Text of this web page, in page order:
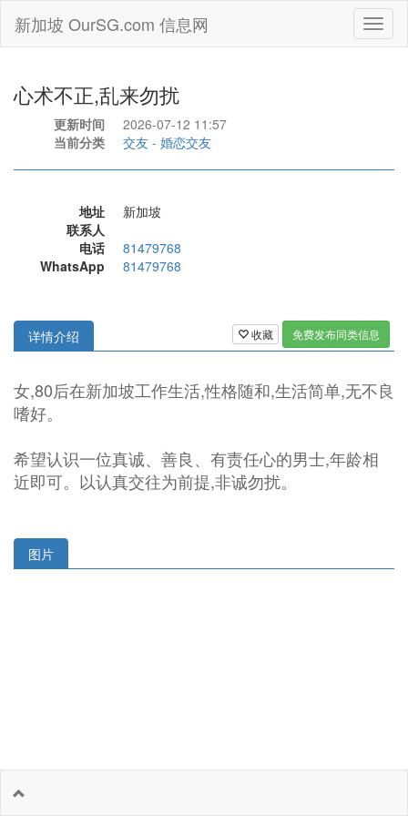
新加坡 OurSG.com 信息网
心术不正,乱来勿扰
更新时间
2026-07-12 11:57
当前分类
交友 - 婚恋交友
地址
新加坡
联系人
电话
81479768
WhatsApp
81479768
收藏 免费发布同类信息
详情介绍
女,80后在新加坡工作生活,性格随和,生活简单,无不良
嗜好。
希望认识一位真诚、善良、有责任心的男士,年龄相
近即可。以认真交往为前提,非诚勿扰。
图片